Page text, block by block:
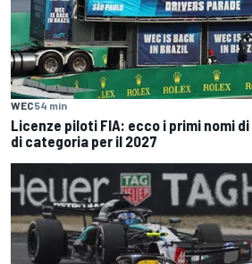
WEC54 min
Licenze piloti FIA: ecco i primi nomi
di categoria per il 2027